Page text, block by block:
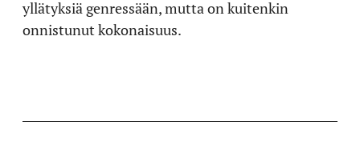
yllätyksiä genressään, mutta on kuitenkin
onnistunut kokonaisuus.